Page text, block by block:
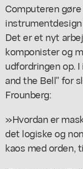
Computeren
Det er et nyt
komponister og
udfordringen op.
and the Bell" for
Frounberg:
»Hvordan er
det logiske og
kaos med orden,